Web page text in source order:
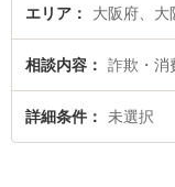
エリア 大阪府、大
相談内容 詐欺・消
詳細条件 未選択